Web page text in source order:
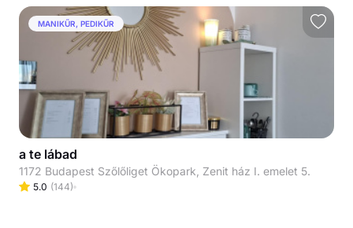
MANIKŰR, PEDIKŰR
a te lábad
1172 Budapest Szőlőliget Ökopark, Zenit ház I. emelet 5.
5.0 (144)